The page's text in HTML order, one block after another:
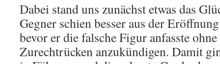
Dabei stand uns zunächst etwas das
Gegner schien besser aus der
bevor er die falsche Figur anfasste
Zurechtrücken anzukündigen. Damit